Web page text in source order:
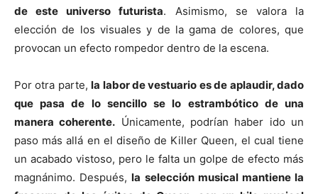
de este universo futurista. Asimismo, se valora la
elección de los visuales y de la gama de colores, que
provocan un efecto rompedor dentro de la escena.
Por otra parte,la labor de vestuario es de aplaudir, dado
que pasa de lo sencillo se lo estrambótico de una
manera coherente. Únicamente, podrían haber ido un
paso más allá en el diseño de Killer Queen, el cual tiene
un acabado vistoso, pero le falta un golpe de efecto más
magnánimo. Después,la selección musical mantiene la